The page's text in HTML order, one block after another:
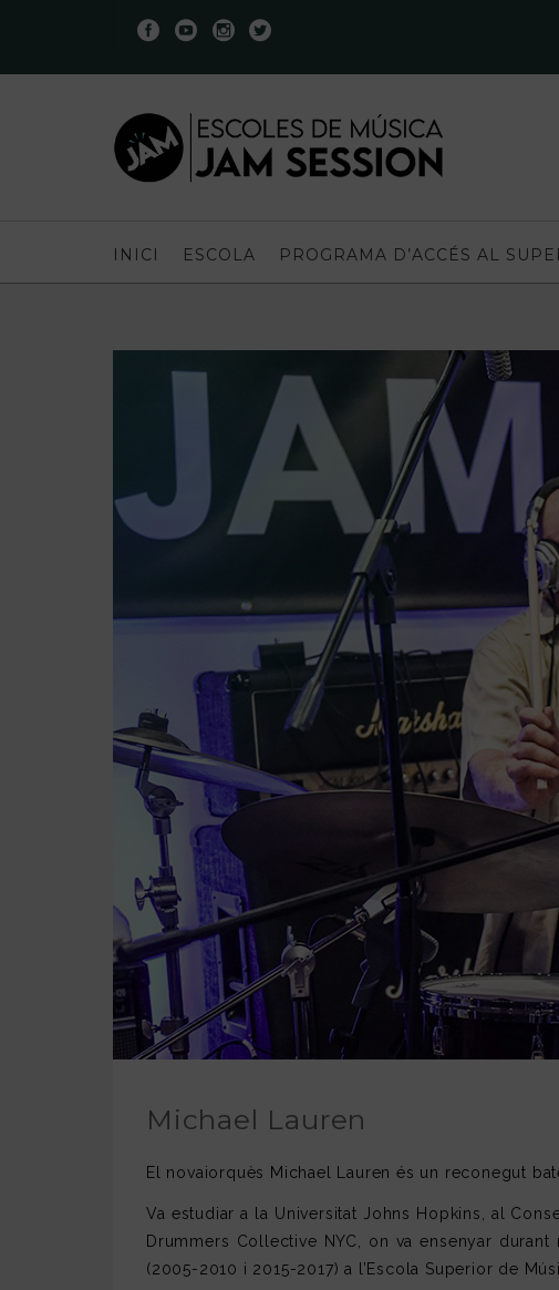
INICI ESCOLA PROGRAMA D’ACCÉS AL
Michael Lauren
El novaiorquès Michael Lauren és un reconegut
Va estudiar a la Universitat Johns Hopkins, al
Drummers Collective NYC, on va ensenyar
(2005-2010 i 2015-2017) a l’Escola Superior de